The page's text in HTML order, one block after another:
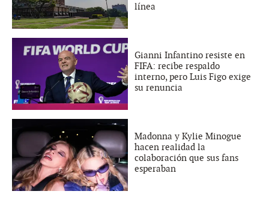
línea
Gianni Infantino resiste en
FIFA: recibe respaldo
interno, pero Luis Figo exige
su renuncia
Madonna y Kylie Minogue
hacen realidad la
colaboración que sus fans
esperaban